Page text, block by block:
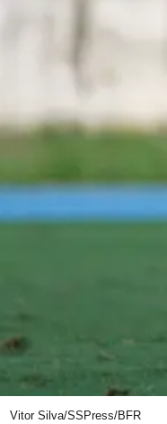
Vitor Silva/SSPress/BFR